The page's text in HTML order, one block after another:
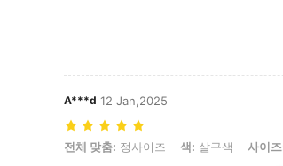
A***d 12 Jan,2025
전체 맞춤: 정사이즈, 색: 살구색, 사이즈:
전체 맞춤: 정사이즈 색: 살구색 사이